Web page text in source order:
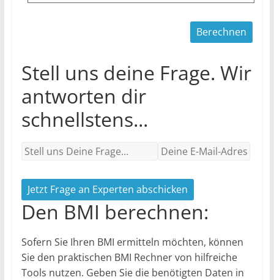
Stell uns deine Frage. Wir
antworten dir
schnellstens...
Jetzt Frage an Experten abschicken
Den BMI berechnen:
Sofern Sie Ihren BMI ermitteln möchten, können
Sie den praktischen BMI Rechner von hilfreiche
Tools nutzen. Geben Sie die benötigten Daten in